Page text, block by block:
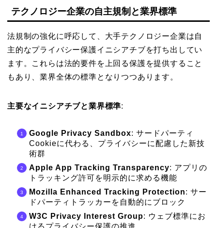
テクノロジー企業の自主規制と業界標準
法規制の強化に呼応して、大手テクノロジー企業は自
主的なプライバシー保護イニシアチブを打ち出してい
ます。これらは法的要件を上回る保護を提供すること
もあり、業界全体の標準となりつつあります。
主要なイニシアチブと業界標準:
Google Privacy Sandbox: サードパーティ
Cookieに代わる、プライバシーに配慮した新技
術群
Apple App Tracking Transparency: アプリの
トラッキング許可を明示的に求める機能
Mozilla Enhanced Tracking Protection: サー
ドパーティトラッカーを自動的にブロック
W3C Privacy Interest Group: ウェブ標準にお
けるプライバシー保護の推進